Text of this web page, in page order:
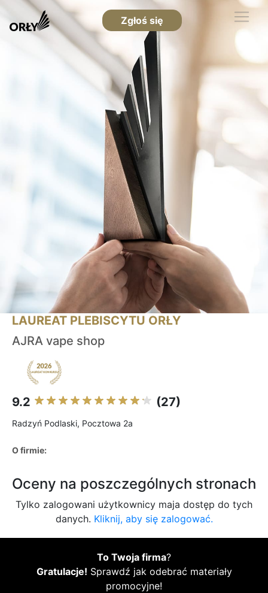
Zgłoś się
LAUREAT PLEBISCYTU ORŁY
AJRA vape shop
9.2 (27)
Radzyń Podlaski, Pocztowa 2a
O firmie:
Oceny na poszczególnych stronach
Tylko zalogowani użytkownicy maja dostęp do tych
danych. Kliknij, aby się zalogować.
To Twoja firma?
Gratulacje! Sprawdź jak odebrać materiały
promocyjne!